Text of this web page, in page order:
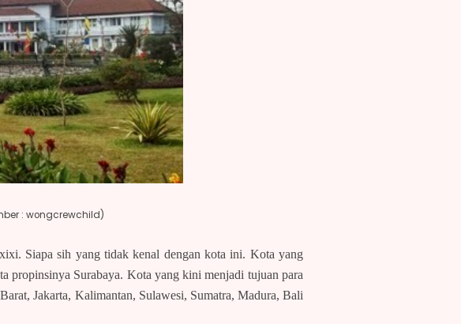
: wongcrewchild)
Siapa sih yang tidak kenal dengan kota ini. Kota yang
propinsinya Surabaya. Kota yang kini menjadi tujuan para
Jakarta, Kalimantan, Sulawesi, Sumatra, Madura, Bali